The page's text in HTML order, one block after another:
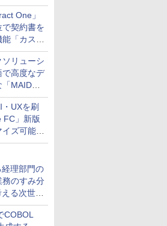
One」
契約書を
「カスタ
追加
リューシ
で高度なデ
MAIDOA
より提供
UXを刷
FC」新版
ズ可能な
面を搭載
理部門の
のすみ分
る次世代